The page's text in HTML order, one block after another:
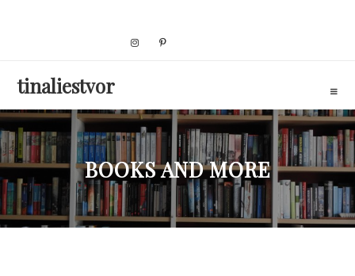
tinaliestvor
BOOKS AND MORE